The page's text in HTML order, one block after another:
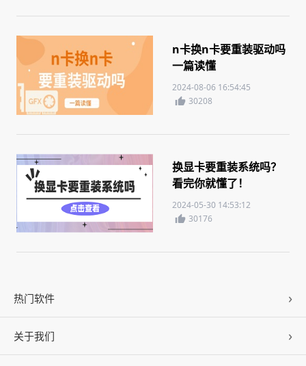
n卡换n卡要重装驱动吗
一篇读懂
2024-08-06 16:54:45
30208
换显卡要重装系统吗？
看完你就懂了！
2024-05-30 14:53:12
30176
热门软件
驱动人生
关于我们